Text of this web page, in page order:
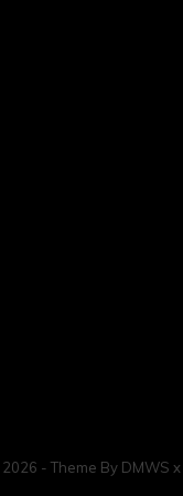
2026 - Theme By DMWS x